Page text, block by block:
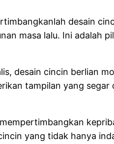
desain
masa lalu. Ini adalah
desain cincin berlian
tampilan yang segar
yang tidak hanya